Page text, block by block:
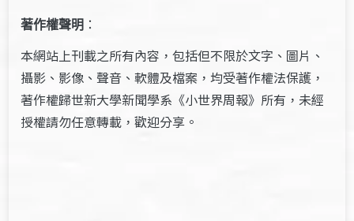
著作權聲明 ：
本網站上刊載之所有內容，包括但不限於文字、圖片、
攝影、影像、聲音、軟體及檔案，均受著作權法保護，
著作權歸世新大學新聞學系《小世界周報》所有，未經
授權請勿任意轉載，歡迎分享。